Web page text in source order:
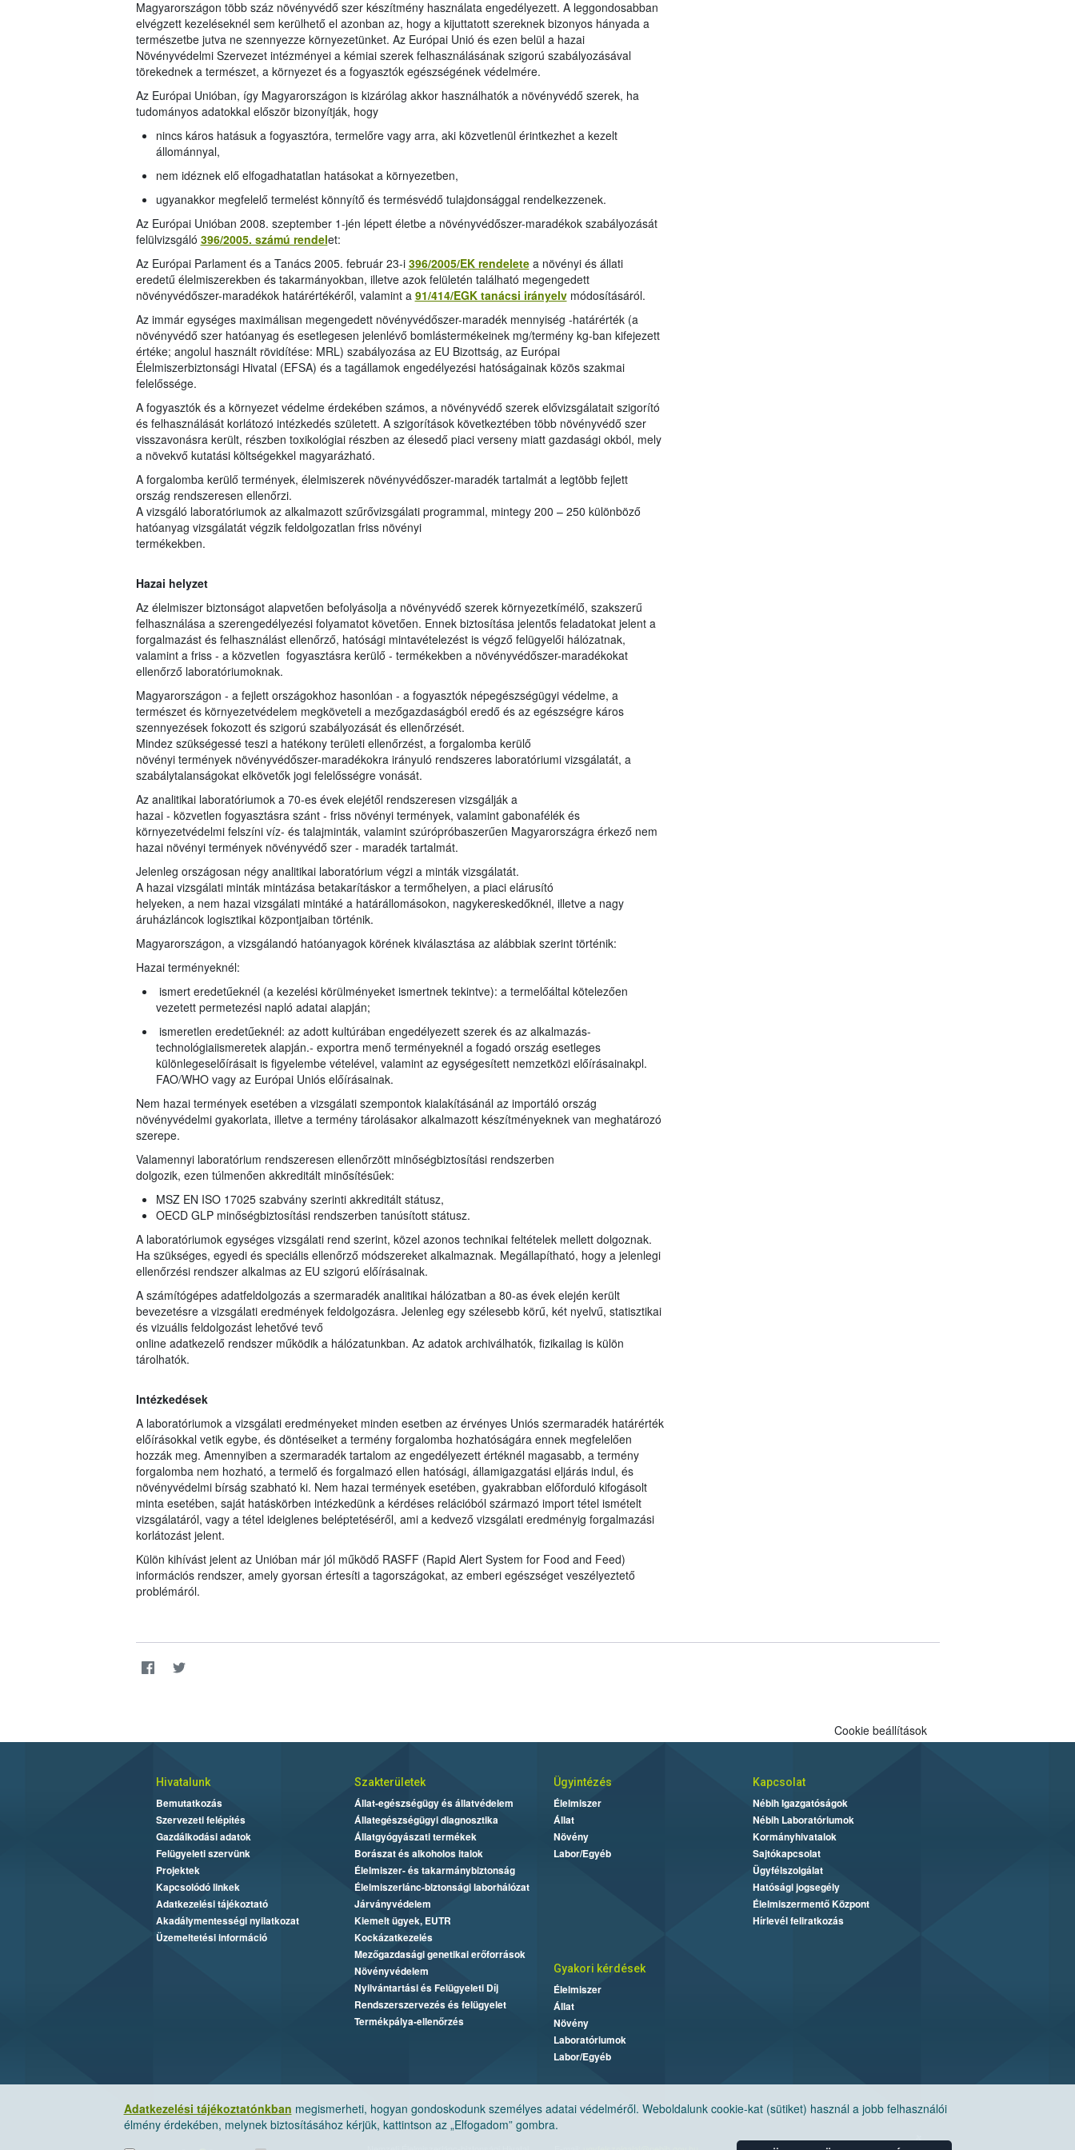
Magyarországon több száz növényvédő szer készítmény használata engedélyezett. A leggondosabban
elvégzett kezeléseknél sem kerülhető el azonban az, hogy a kijuttatott szereknek bizonyos hányada a
természetbe jutva ne szennyezze környezetünket. Az Európai Unió és ezen belül a hazai
Növényvédelmi Szervezet intézményei a kémiai szerek felhasználásának szigorú szabályozásával
törekednek a természet, a környezet és a fogyasztók egészségének védelmére.
Az Európai Unióban, így Magyarországon is kizárólag akkor használhatók a növényvédő szerek, ha
tudományos adatokkal először bizonyítják, hogy
nincs káros hatásuk a fogyasztóra, termelőre vagy arra, aki közvetlenül érintkezhet a kezelt
állománnyal,
nem idéznek elő elfogadhatatlan hatásokat a környezetben,
ugyanakkor megfelelő termelést könnyítő és termésvédő tulajdonsággal rendelkezzenek.
Az Európai Unióban 2008. szeptember 1-jén lépett életbe a növényvédőszer-maradékok szabályozását
felülvizsgáló 396/2005. számú rendelet:
Az Európai Parlament és a Tanács 2005. február 23-i 396/2005/EK rendeletea növényi és állati
eredetű élelmiszerekben és takarmányokban, illetve azok felületén található megengedett
növényvédőszer-maradékok határértékéről, valamint a 91/414/EGK tanácsi irányelvmódosításáról.
Az immár egységes maximálisan megengedett növényvédőszer-maradék mennyiség -határérték (a
növényvédő szer hatóanyag és esetlegesen jelenlévő bomlástermékeinek mg/termény kg-ban kifejezett
értéke; angolul használt rövidítése: MRL) szabályozása az EU Bizottság, az Európai
Élelmiszerbiztonsági Hivatal (EFSA) és a tagállamok engedélyezési hatóságainak közös szakmai
felelőssége.
A fogyasztók és a környezet védelme érdekében számos, a növényvédő szerek elővizsgálatait szigorító
és felhasználását korlátozó intézkedés született. A szigorítások következtében több növényvédő szer
visszavonásra került, részben toxikológiai részben az élesedő piaci verseny miatt gazdasági okból, mely
a növekvő kutatási költségekkel magyarázható.
A forgalomba kerülő termények, élelmiszerek növényvédőszer-maradék tartalmát a legtöbb fejlett
ország rendszeresen ellenőrzi.
A vizsgáló laboratóriumok az alkalmazott szűrővizsgálati programmal, mintegy 200 – 250 különböző
hatóanyag vizsgálatát végzik feldolgozatlan friss növényi
termékekben.
Hazai helyzet
Az élelmiszer biztonságot alapvetően befolyásolja a növényvédő szerek környezetkímélő, szakszerű
felhasználása a szerengedélyezési folyamatot követően. Ennek biztosítása jelentős feladatokat jelent a
forgalmazást és felhasználást ellenőrző, hatósági mintavételezést is végző felügyelői hálózatnak,
valamint a friss - a közvetlen fogyasztásra kerülő - termékekben a növényvédőszer-maradékokat
ellenőrző laboratóriumoknak.
Magyarországon - a fejlett országokhoz hasonlóan - a fogyasztók népegészségügyi védelme, a
természet és környezetvédelem megköveteli a mezőgazdaságból eredő és az egészségre káros
szennyezések fokozott és szigorú szabályozását és ellenőrzését.
Mindez szükségessé teszi a hatékony területi ellenőrzést, a forgalomba kerülő
növényi termények növényvédőszer-maradékokra irányuló rendszeres laboratóriumi vizsgálatát, a
szabálytalanságokat elkövetők jogi felelősségre vonását.
Az analitikai laboratóriumok a 70-es évek elejétől rendszeresen vizsgálják a
hazai - közvetlen fogyasztásra szánt - friss növényi termények, valamint gabonafélék és
környezetvédelmi felszíni víz- és talajminták, valamint szúrópróbaszerűen Magyarországra érkező nem
hazai növényi termények növényvédő szer - maradék tartalmát.
Jelenleg országosan négy analitikai laboratórium végzi a minták vizsgálatát.
A hazai vizsgálati minták mintázása betakarításkor a termőhelyen, a piaci elárusító
helyeken, a nem hazai vizsgálati mintáké a határállomásokon, nagykereskedőknél, illetve a nagy
áruházláncok logisztikai központjaiban történik.
Magyarországon, a vizsgálandó hatóanyagok körének kiválasztása az alábbiak szerint történik:
Hazai terményeknél:
ismert eredetűeknél (a kezelési körülményeket ismertnek tekintve): a termelőáltal kötelezően
vezetett permetezési napló adatai alapján;
ismeretlen eredetűeknél: az adott kultúrában engedélyezett szerek és az alkalmazás-
technológiaiismeretek alapján.- exportra menő terményeknél a fogadó ország esetleges
különlegeselőírásait is figyelembe vételével, valamint az egységesített nemzetközi előírásainakpl.
FAO/WHO vagy az Európai Uniós előírásainak.
Nem hazai termények esetében a vizsgálati szempontok kialakításánál az importáló ország
növényvédelmi gyakorlata, illetve a termény tárolásakor alkalmazott készítményeknek van meghatározó
szerepe.
Valamennyi laboratórium rendszeresen ellenőrzött minőségbiztosítási rendszerben
dolgozik, ezen túlmenően akkreditált minősítésűek:
MSZ EN ISO 17025 szabvány szerinti akkreditált státusz,
OECD GLP minőségbiztosítási rendszerben tanúsított státusz.
A laboratóriumok egységes vizsgálati rend szerint, közel azonos technikai feltételek mellett dolgoznak.
Ha szükséges, egyedi és speciális ellenőrző módszereket alkalmaznak. Megállapítható, hogy a jelenlegi
ellenőrzési rendszer alkalmas az EU szigorú előírásainak.
A számítógépes adatfeldolgozás a szermaradék analitikai hálózatban a 80-as évek elején került
bevezetésre a vizsgálati eredmények feldolgozásra. Jelenleg egy szélesebb körű, két nyelvű, statisztikai
és vizuális feldolgozást lehetővé tevő
online adatkezelő rendszer működik a hálózatunkban. Az adatok archiválhatók, fizikailag is külön
tárolhatók.
Intézkedések
A laboratóriumok a vizsgálati eredményeket minden esetben az érvényes Uniós szermaradék határérték
előírásokkal vetik egybe, és döntéseiket a termény forgalomba hozhatóságára ennek megfelelően
hozzák meg. Amennyiben a szermaradék tartalom az engedélyezett értéknél magasabb, a termény
forgalomba nem hozható, a termelő és forgalmazó ellen hatósági, államigazgatási eljárás indul, és
növényvédelmi bírság szabható ki. Nem hazai termények esetében, gyakrabban előforduló kifogásolt
minta esetében, saját hatáskörben intézkedünk a kérdéses relációból származó import tétel ismételt
vizsgálatáról, vagy a tétel ideiglenes beléptetéséről, ami a kedvező vizsgálati eredményig forgalmazási
korlátozást jelent.
Külön kihívást jelent az Unióban már jól működő RASFF (Rapid Alert System for Food and Feed)
információs rendszer, amely gyorsan értesíti a tagországokat, az emberi egészséget veszélyeztető
problémáról.
Adatkezelési tájékoztatónkban megismerheti, hogyan gondoskodunk személyes adatai védelméről. Weboldalunk cookie-kat (sütiket) használ a jobb felhasználói
élmény érdekében, melynek biztosításához kérjük, kattintson az „Elfogadom” gombra.
Cookie beállítások
Hivatalunk
Bemutatkozás
Szervezeti felépítés
Gazdálkodási adatok
Felügyeleti szervünk
Projektek
Kapcsolódó linkek
Adatkezelési tájékoztató
Akadálymentességi nyilatkozat
Üzemeltetési információ
Szakterületek
Állat-egészségügy és állatvédelem
Állategészségügyi diagnosztika
Állatgyógyászati termékek
Borászat és alkoholos italok
Élelmiszer- és takarmánybiztonság
Élelmiszerlánc-biztonsági laborhálózat
Járványvédelem
Kiemelt ügyek, EUTR
Kockázatkezelés
Mezőgazdasági genetikai erőforrások
Növényvédelem
Nyilvántartási és Felügyeleti Díj
Rendszerszervezés és felügyelet
Termékpálya-ellenőrzés
Ügyintézés
Élelmiszer
Állat
Növény
Labor/Egyéb
Kapcsolat
Nébih Igazgatóságok
Nébih Laboratóriumok
Kormányhivatalok
Sajtókapcsolat
Ügyfélszolgálat
Hatósági jogsegély
Élelmiszermentő Központ
Hírlevél feliratkozás
Gyakori kérdések
Élelmiszer
Állat
Növény
Laboratóriumok
Labor/Egyéb